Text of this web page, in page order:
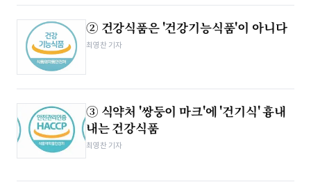
② 건강식품은 '건강기능식품'이 아니다
최영찬 기자
③ 식약처 '쌍둥이 마크'에 '건기식' 흉내
내는 건강식품
최영찬 기자